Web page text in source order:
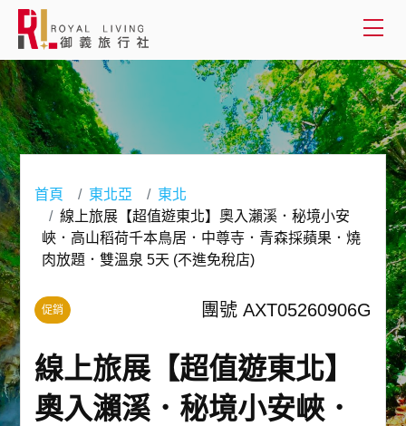
會員登入
國外旅遊
客製服務
關於御義
客服專線(02) 2515-1218
首頁 東北亞
東北
線上旅展【超值遊東北】奧入瀨溪．秘境小安
峽．高山稻荷千本鳥居．中尊寺．青森採蘋果．燒
肉放題．雙溫泉 5天 (不進免稅店)
促銷 團號 AXT05260906G
線上旅展【超值遊東北】
奧入瀨溪．秘境小安峽．